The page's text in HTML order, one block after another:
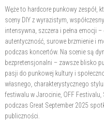
Węże to hardcore punkowy zespół,
sceny DIY z wyrazistym,
intensywna, szczera i pełna emocji
autentyczność, surowe brzmienie i
podczas koncertów. Na scenie są
bezpretensjonalni – zawsze blisko
pasji do punkowej kultury i
własnego, charakterystycznego
festiwalu w Jarocinie, OFF
podczas Great September 2025
publiczności.